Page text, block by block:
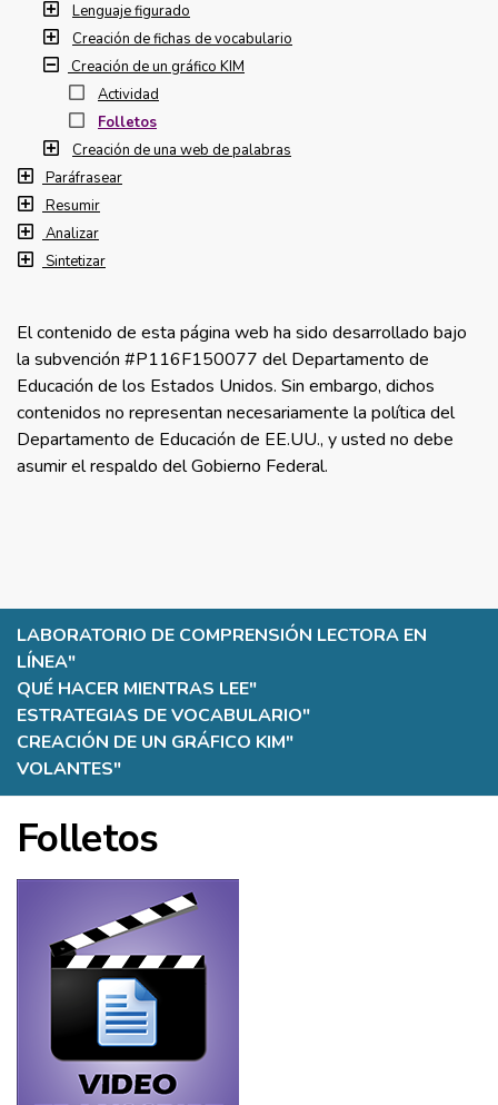
LABORATORIO DE COMPRENSIÓN LECTORA EN
LÍNEA"
QUÉ HACER MIENTRAS LEE"
ESTRATEGIAS DE VOCABULARIO"
CREACIÓN DE UN GRÁFICO KIM"
VOLANTES"
Folletos
Lenguaje figurado
Creación de fichas de vocabulario
Creación de un gráfico KIM
Actividad
Folletos
Creación de una web de palabras
Paráfrasear
Resumir
Analizar
Sintetizar
El contenido de esta página web ha sido desarrollado bajo
la subvención #P116F150077 del Departamento de
Educación de los Estados Unidos. Sin embargo, dichos
contenidos no representan necesariamente la política del
Departamento de Educación de EE.UU., y usted no debe
asumir el respaldo del Gobierno Federal.